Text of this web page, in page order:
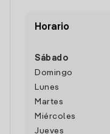
Horario
Sábado
Domingo
Lunes
Martes
Miércoles
Jueves